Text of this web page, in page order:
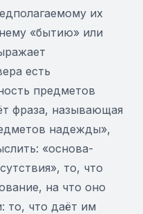
их
«бытию» или
есть
предметов
фраза, называющая
надежды»,
«основа-
то, что
на что оно
то, что даёт им